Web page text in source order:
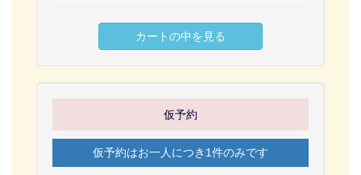
仮予約
仮予約はお一人につき1件のみです